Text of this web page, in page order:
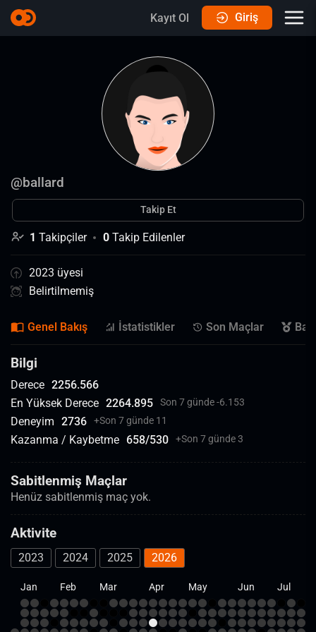
Kayıt Ol Giriş
@ballard
Takip Et
1 Takipçiler 0 Takip Edilenler
2023 üyesi
Belirtilmemiş
Genel Bakış İstatistikler Son Maçlar
Bilgi
Derece 2256.566
En Yüksek Derece 2264.895 Son 7 günde -6.153
Deneyim 2736 +Son 7 günde 11
Kazanma / Kaybetme 658/530 +Son 7 günde 3
Sabitlenmiş Maçlar
Henüz sabitlenmiş maç yok.
Aktivite
2023 2024 2025 2026
Jan Feb Mar Apr May Jun Jul